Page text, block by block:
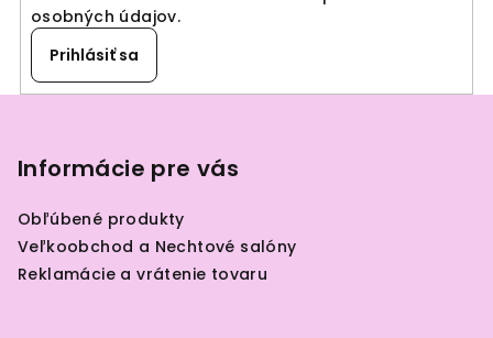
osobných údajov.
Prihlásiť sa
Informácie pre vás
Obľúbené produkty
Veľkoobchod a Nechtové salóny
Reklamácie a vrátenie tovaru